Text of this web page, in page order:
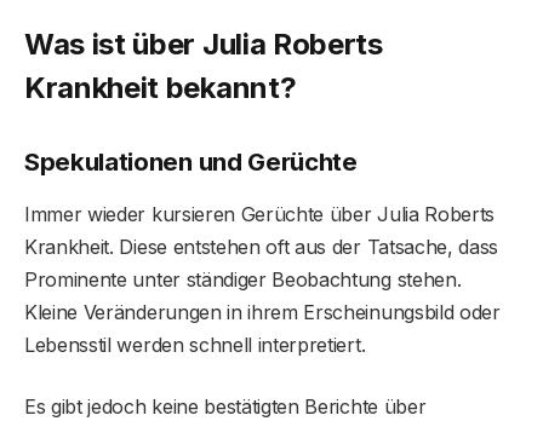
Was ist über Julia Roberts
Krankheit bekannt?
Spekulationen und Gerüchte
Immer wieder kursieren Gerüchte über Julia Roberts
Krankheit. Diese entstehen oft aus der Tatsache, dass
Prominente unter ständiger Beobachtung stehen.
Kleine Veränderungen in ihrem Erscheinungsbild oder
Lebensstil werden schnell interpretiert.
Es gibt jedoch keine bestätigten Berichte über